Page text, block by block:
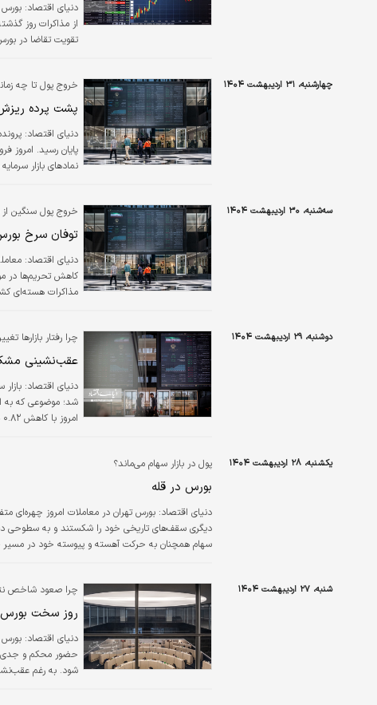
دنیای اقتصاد: بورس
از مذاکرات روز
تقویت تقاضا در بورس تهران شد.
چهارشنبه، ۳۱ اردیبهشت ۱۴۰۴ خروج پول تا چه
پشت پرده
دنیای اقتصاد:
نمادهای بازار
سه‌شنبه، ۳۰ اردیبهشت ۱۴۰۴ خروج پول سنگین از
توفان سرخ
دنیای اقتصاد:
کاهش تحریم‌ها در
مذاکرات هسته‌ای
دوشنبه، ۲۹ اردیبهشت ۱۴۰۴ چرا رفتار بازارها
عقب‌نشینی
دنیای اقتصاد:
شد؛ موضوعی که به
یکشنبه، ۲۸ اردیبهشت ۱۴۰۴ پول در بازار سهام می‌ماند؟
بورس در قله‌
دنیای اقتصاد: بورس تهران در معاملات امروز چهره‌ای
دیگری سقف‌های تاریخی خود را شکستند و به سطوحی دست
سهام همچنان به حرکت آهسته و پیوسته خود در
شنبه، ۲۷ اردیبهشت ۱۴۰۴ چرا صعود شاخص نتوانست جلوی خروج پول را بگیرد؟
روز سخت
دنیای اقتصاد: بورس
حضور محکم و جدی
شود. به رغم